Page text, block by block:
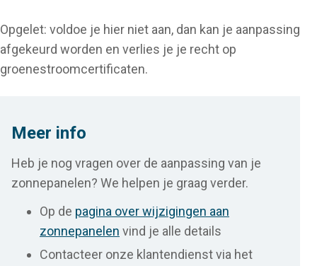
Opgelet: voldoe je hier niet aan, dan kan je aanpassing
afgekeurd worden en verlies je je recht op
groenestroomcertificaten.
Meer info
Heb je nog vragen over de aanpassing van je
zonnepanelen? We helpen je graag verder.
Op de pagina over wijzigingen aan
zonnepanelen vind je alle details
Contacteer onze klantendienst via het